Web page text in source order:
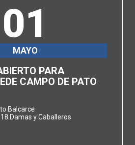
01
MAYO
PARA
CAMPO DE PATO
Balcarce
Damas y Caballeros